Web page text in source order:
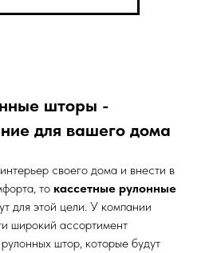
шторы -
для вашего дома
своего дома и внести в
то кассетные рулонные
для этой цели. У компании
широкий ассортимент
штор, которые будут